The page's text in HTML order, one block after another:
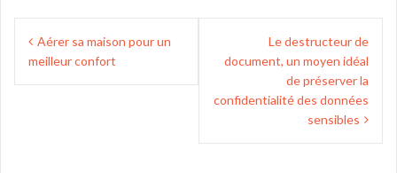
Navigation
deAérer sa maison pour un
meilleur confort
Le destructeur de
document, un moyen idéal
de préserver la
confidentialité des données
sensibles